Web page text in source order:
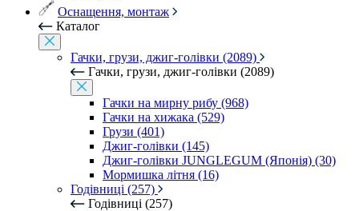
Оснащення, монтаж
Каталог
Гачки, грузи, джиг-голівки (2089)
Гачки, грузи, джиг-голівки (2089)
Гачки на мирну рибу (968)
Гачки на хижака (529)
Грузи (401)
Джиг-голівки (145)
Джиг-голівки JUNGLEGUM (Японія) (30)
Мормишка літня (16)
Годівниці (257)
Годівниці (257)